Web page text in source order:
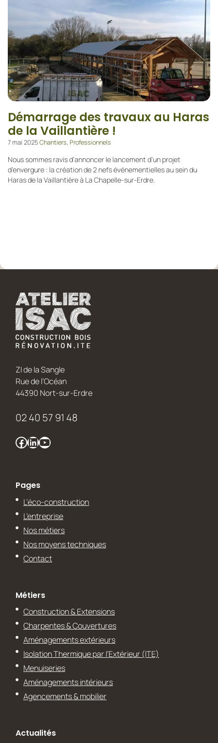
Démarrage des travaux au Haras
de la Vaillantière !
7 mai 2025Chantiers, Professionnels
Nous sommes ravis d’annoncer le lancement d’un projet
d’envergure : la création de 2 nefs événementielles au sein du
Haras de la Vaillantière à La Chapelle-sur-Erdre.
ZI de la Sangle
Rue de l’Océan
44390 Nort-sur-Erdre
02 40 57 91 48
Facebook
LinkedIn
YouTube
Pages
L’éco-construction
L’entreprise
Nos métiers
Nos moyens techniques
Contact
Métiers
Construction & Extensions
Charpentes & Couvertures
Aménagements extérieurs
Isolation Thermique par l’Extérieur (ITE)
Menuiseries
Aménagements intérieurs
Agencements & mobilier
Actualités